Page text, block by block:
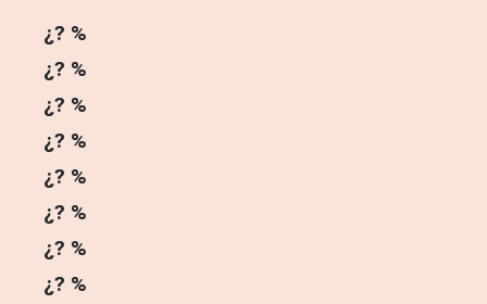
¿? %
¿? %
¿? %
¿? %
¿? %
¿? %
¿? %
¿? %